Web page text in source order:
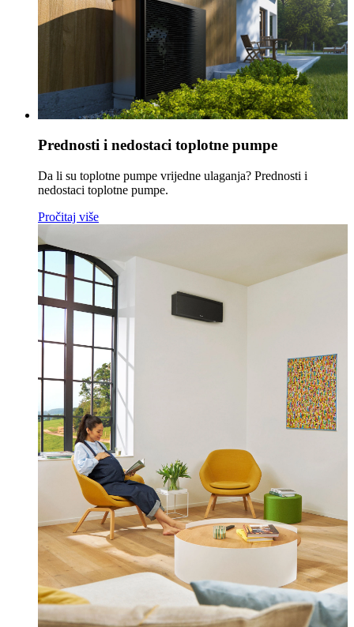
Prednosti i nedostaci toplotne pumpe
Da li su toplotne pumpe vrijedne ulaganja? Prednosti i
nedostaci toplotne pumpe.
Pročitaj više